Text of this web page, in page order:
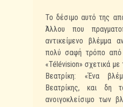
Το δέσιμο αυτό της
Άλλου που
αντικείμενο βλέμμα
πολύ σαφή τρόπο
«Télévision» σχετικά με
Βεατρίκη: «Ένα
Βεατρίκης, και δη
ανοιγοκλείσιμο των